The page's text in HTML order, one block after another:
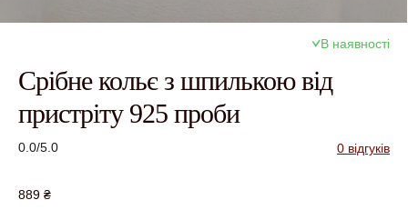
В наявності
Срібне кольє з шпилькою від
пристріту 925 проби
0.0/5.0 0 відгуків
889 ₴